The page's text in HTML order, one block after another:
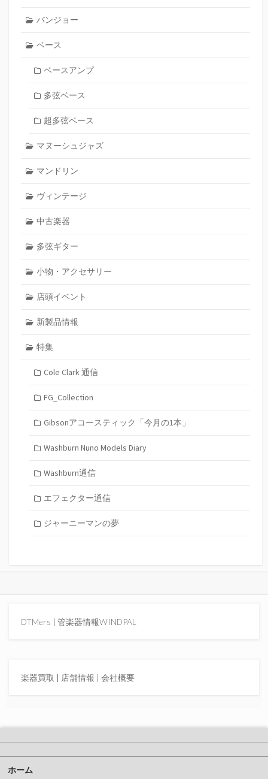
バンジョー
ベース
ベースアンプ
多弦ベース
超多弦ベース
マヌーシュジャズ
マンドリン
ヴィンテージ
中古楽器
多弦ギター
小物・アクセサリー
店頭イベント
新製品情報
特集
Cole Clark 通信
FG_Collection
Gibsonアコースティック「今月の1本」
Washburn Nuno Models Diary
Washburn通信
エフェクター通信
ジャーニーマンの夢
DTMers | 管楽器情報WINDPAL
楽器買取 | 店舗情報 | 会社概要
ホーム